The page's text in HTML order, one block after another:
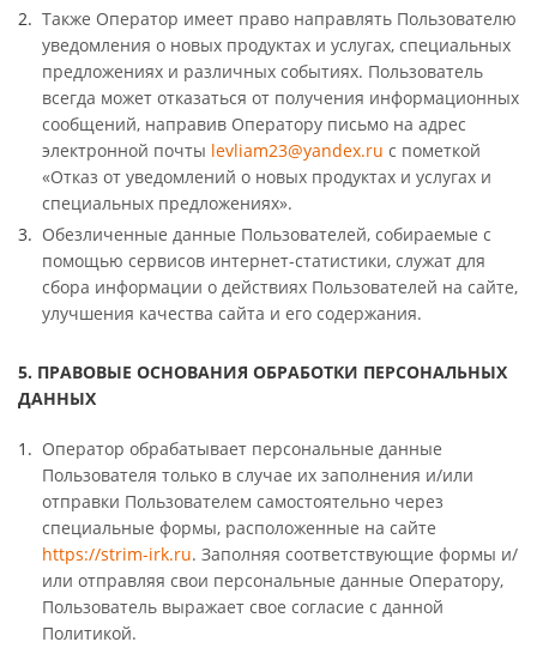
Также Оператор имеет право направлять Пользователю
уведомления о новых продуктах и услугах, специальных
предложениях и различных событиях. Пользователь
всегда может отказаться от получения информационных
сообщений, направив Оператору письмо на адрес
электронной почты levliam23@yandex.ru с пометкой
«Отказ от уведомлений о новых продуктах и услугах и
специальных предложениях».
Обезличенные данные Пользователей, собираемые с
помощью сервисов интернет-статистики, служат для
сбора информации о действиях Пользователей на сайте,
улучшения качества сайта и его содержания.
5. ПРАВОВЫЕ ОСНОВАНИЯ ОБРАБОТКИ ПЕРСОНАЛЬНЫХ
ДАННЫХ
Оператор обрабатывает персональные данные
Пользователя только в случае их заполнения и/или
отправки Пользователем самостоятельно через
специальные формы, расположенные на сайте
https://strim-irk.ru. Заполняя соответствующие формы и/
или отправляя свои персональные данные Оператору,
Пользователь выражает свое согласие с данной
Политикой.